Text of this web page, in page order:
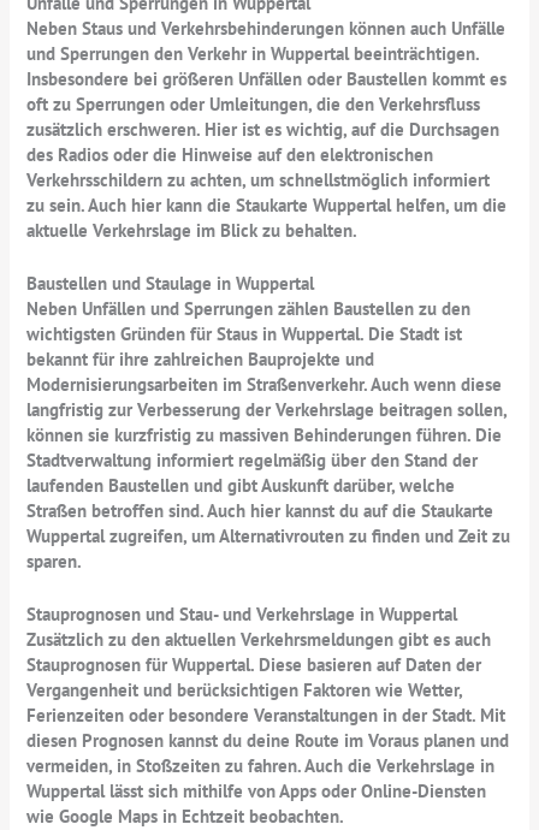
Neben Staus und Verkehrsbehinderungen können auch Unfälle
und Sperrungen den Verkehr in Wuppertal beeinträchtigen.
Insbesondere bei größeren Unfällen oder Baustellen kommt es
oft zu Sperrungen oder Umleitungen, die den Verkehrsfluss
zusätzlich erschweren. Hier ist es wichtig, auf die Durchsagen
des Radios oder die Hinweise auf den elektronischen
Verkehrsschildern zu achten, um schnellstmöglich informiert
zu sein. Auch hier kann die Staukarte Wuppertal helfen, um die
aktuelle Verkehrslage im Blick zu behalten.
Baustellen und Staulage in Wuppertal
Neben Unfällen und Sperrungen zählen Baustellen zu den
wichtigsten Gründen für Staus in Wuppertal. Die Stadt ist
bekannt für ihre zahlreichen Bauprojekte und
Modernisierungsarbeiten im Straßenverkehr. Auch wenn diese
langfristig zur Verbesserung der Verkehrslage beitragen sollen,
können sie kurzfristig zu massiven Behinderungen führen. Die
Stadtverwaltung informiert regelmäßig über den Stand der
laufenden Baustellen und gibt Auskunft darüber, welche
Straßen betroffen sind. Auch hier kannst du auf die Staukarte
Wuppertal zugreifen, um Alternativrouten zu finden und Zeit zu
sparen.
Stauprognosen und Stau- und Verkehrslage in Wuppertal
Zusätzlich zu den aktuellen Verkehrsmeldungen gibt es auch
Stauprognosen für Wuppertal. Diese basieren auf Daten der
Vergangenheit und berücksichtigen Faktoren wie Wetter,
Ferienzeiten oder besondere Veranstaltungen in der Stadt. Mit
diesen Prognosen kannst du deine Route im Voraus planen und
vermeiden, in Stoßzeiten zu fahren. Auch die Verkehrslage in
Wuppertal lässt sich mithilfe von Apps oder Online-Diensten
wie Google Maps in Echtzeit beobachten.